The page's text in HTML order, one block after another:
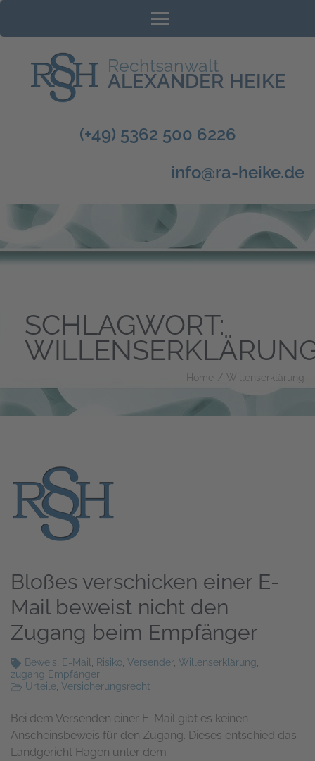
springen
drücken)
Rechtsanwalt
ALEXANDER HEIKE
(+49) 5362 500 6226
info@ra-heike.de
SCHLAGWORT:
Home / Willenserklärung
Bloßes verschicken einer E-
Mail beweist nicht den
Zugang beim Empfänger
Beweis E-Mail Risiko Versender, Willenserklärung
zugang Empfänger
Urteile Versicherungsrecht
Bei dem Versenden einer E-Mail gibt es keinen
Anscheinsbeweis für den Zugang. Dieses entschied das
Landgericht Hagen unter dem